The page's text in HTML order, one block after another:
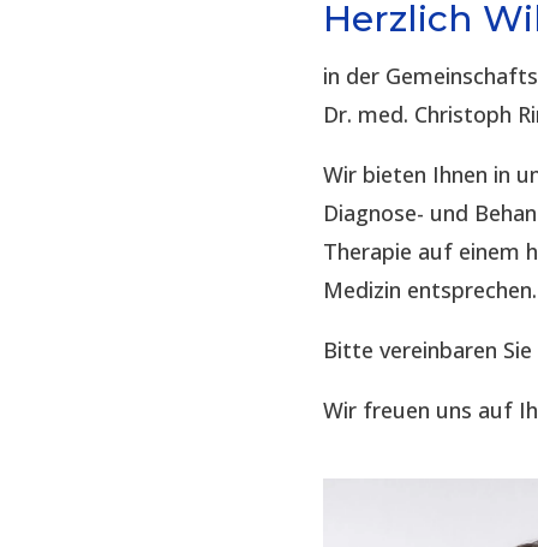
Herzlich
in der
Dr. med. Christoph
Wir bieten Ihnen in
Diagnose- und
Therapie auf einem
Medizin entsprechen.
Bitte vereinbaren
Wir freuen uns auf